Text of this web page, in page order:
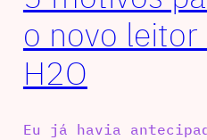
o novo leitor
H2O
Eu já havia